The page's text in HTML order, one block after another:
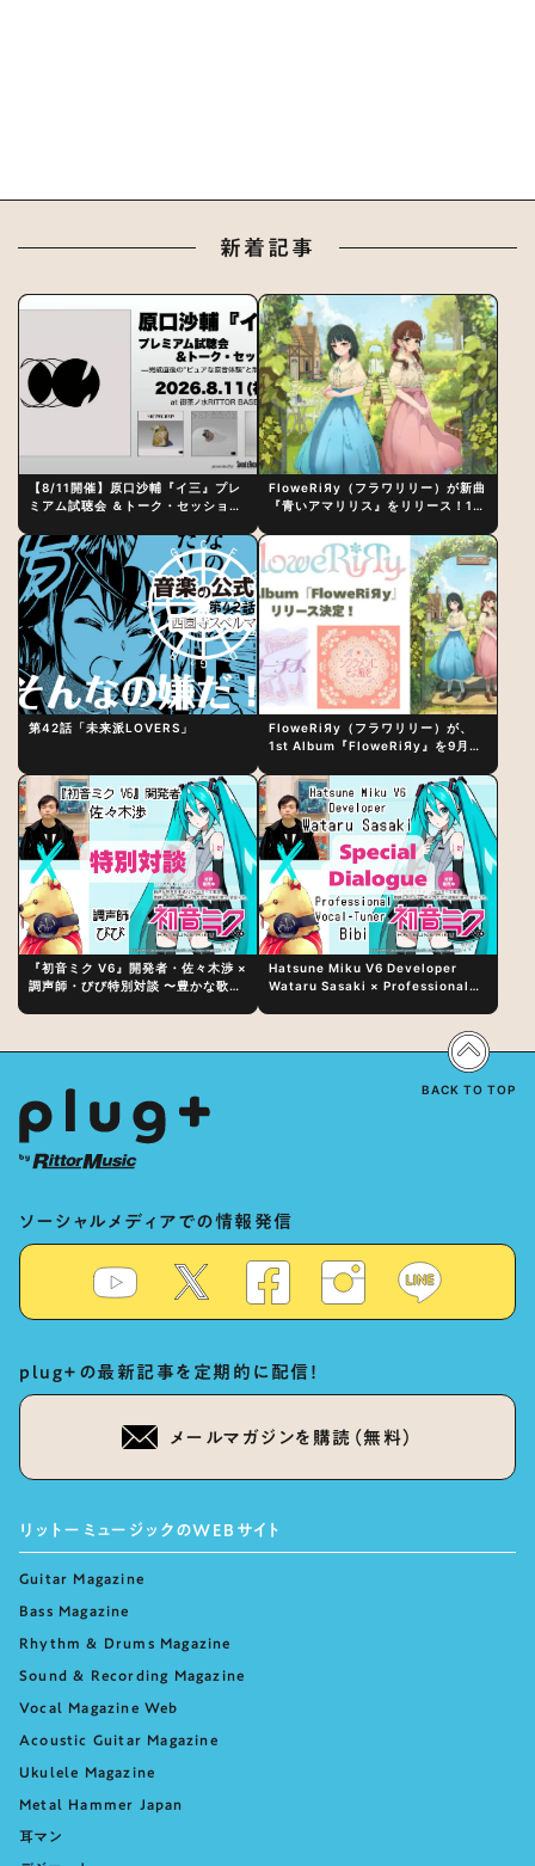
新着記事
【8/11開催】原口沙輔『イ三』プレ
ミアム試聴会 ＆トーク・セッション
制作秘話
FloweRiЯy（フラワリリー）が新曲
『青いアマリリス』をリリース！1st
第42話「未来派LOVERS」
FloweRiЯy（フラワリリー）が、
1st Album『FloweRiЯy』を9月23
『初音ミク V6』開発者・佐々木渉 ×
調声師・びび特別対談 〜豊かな歌声
Hatsune Miku V6 Developer
Wataru Sasaki × Professional
Vocal Expression Lies in “Love
for the singing characters” and
ソーシャルメディアでの情報発信
plug+の最新記事を定期的に配信！
メールマガジンを購読（無料）
リットーミュージックのWEBサイト
Guitar Magazine
Bass Magazine
Rhythm & Drums Magazine
Sound & Recording Magazine
Vocal Magazine Web
Acoustic Guitar Magazine
Ukulele Magazine
Metal Hammer Japan
耳マン
BACK TO TOP